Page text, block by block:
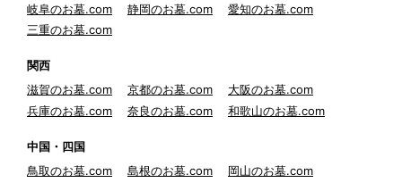
岐阜のお墓.com
静岡のお墓.com
愛知のお墓.com
三重のお墓.com
関西
滋賀のお墓.com
京都のお墓.com
大阪のお墓.com
兵庫のお墓.com
奈良のお墓.com 和歌山のお墓.com
中国・四国
鳥取のお墓.com
島根のお墓.com
岡山のお墓.com